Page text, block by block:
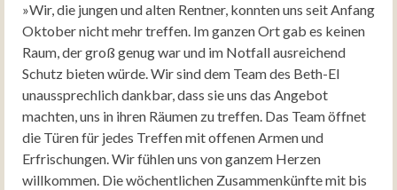
»Wir, die jungen und alten Rentner, konnten uns seit Anfang
Oktober nicht mehr treffen. Im ganzen Ort gab es keinen
Raum, der groß genug war und im Notfall ausreichend
Schutz bieten würde. Wir sind dem Team des Beth-El
unaussprechlich dankbar, dass sie uns das Angebot
machten, uns in ihren Räumen zu treffen. Das Team öffnet
die Türen für jedes Treffen mit offenen Armen und
Erfrischungen. Wir fühlen uns von ganzem Herzen
willkommen. Die wöchentlichen Zusammenkünfte mit bis